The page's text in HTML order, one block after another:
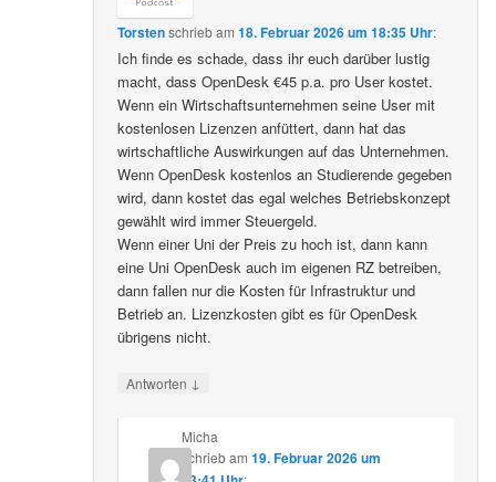
Torstenschriebam18. Februar 2026 um 18:35 Uhr:
Ich finde es schade, dass ihr euch darüber lustig
macht, dass OpenDesk €45 p.a. pro User kostet.
Wenn ein Wirtschaftsunternehmen seine User mit
kostenlosen Lizenzen anfüttert, dann hat das
wirtschaftliche Auswirkungen auf das Unternehmen.
Wenn OpenDesk kostenlos an Studierende gegeben
wird, dann kostet das egal welches Betriebskonzept
gewählt wird immer Steuergeld.
Wenn einer Uni der Preis zu hoch ist, dann kann
eine Uni OpenDesk auch im eigenen RZ betreiben,
dann fallen nur die Kosten für Infrastruktur und
Betrieb an. Lizenzkosten gibt es für OpenDesk
übrigens nicht.
Antworten ↓
Micha
schriebam 19. Februar 2026 um